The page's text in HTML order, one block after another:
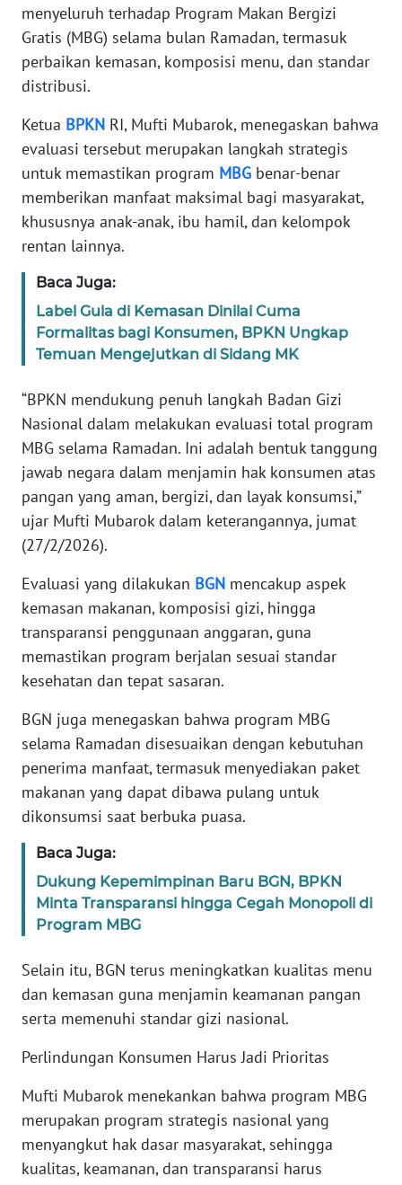
menyeluruh terhadap Program Makan Bergizi
Gratis (MBG) selama bulan Ramadan, termasuk
perbaikan kemasan, komposisi menu, dan standar
distribusi.
Ketua BPKN RI, Mufti Mubarok, menegaskan bahwa
evaluasi tersebut merupakan langkah strategis
untuk memastikan program MBG benar-benar
memberikan manfaat maksimal bagi masyarakat,
khususnya anak-anak, ibu hamil, dan kelompok
rentan lainnya.
Baca Juga:
Label Gula di Kemasan Dinilai Cuma
Formalitas bagi Konsumen, BPKN Ungkap
Temuan Mengejutkan di Sidang MK
“BPKN mendukung penuh langkah Badan Gizi
Nasional dalam melakukan evaluasi total program
MBG selama Ramadan. Ini adalah bentuk tanggung
jawab negara dalam menjamin hak konsumen atas
pangan yang aman, bergizi, dan layak konsumsi,”
ujar Mufti Mubarok dalam keterangannya, jumat
(27/2/2026).
Evaluasi yang dilakukan BGN mencakup aspek
kemasan makanan, komposisi gizi, hingga
transparansi penggunaan anggaran, guna
memastikan program berjalan sesuai standar
kesehatan dan tepat sasaran.
BGN juga menegaskan bahwa program MBG
selama Ramadan disesuaikan dengan kebutuhan
penerima manfaat, termasuk menyediakan paket
makanan yang dapat dibawa pulang untuk
dikonsumsi saat berbuka puasa.
Baca Juga:
Dukung Kepemimpinan Baru BGN, BPKN
Minta Transparansi hingga Cegah Monopoli di
Program MBG
Selain itu, BGN terus meningkatkan kualitas menu
dan kemasan guna menjamin keamanan pangan
serta memenuhi standar gizi nasional.
Perlindungan Konsumen Harus Jadi Prioritas
Mufti Mubarok menekankan bahwa program MBG
merupakan program strategis nasional yang
menyangkut hak dasar masyarakat, sehingga
kualitas, keamanan, dan transparansi harus
KARIR
DISCLAIMER
Wahana
News
Regional
WN
JAKARTA
WN
JABAR
WN
NTT
WN
KEPRI
WN
PAPUA
WN
PAPUA
WN
RIAU
WN
WN
JAMBI
SULTRA
WN
SULTENG
WN
SULBAR